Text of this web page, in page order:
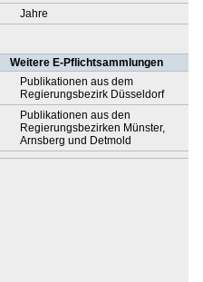
Jahre
Weitere E-Pflichtsammlungen
Publikationen aus dem
Regierungsbezirk Düsseldorf
Publikationen aus den
Regierungsbezirken Münster,
Arnsberg und Detmold